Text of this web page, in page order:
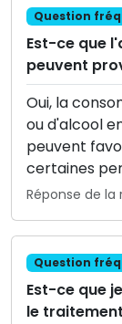
Question
Est-ce que
peuvent
Oui, la
ou d'alcool
peuvent
certaines
Réponse de
Question
Est-ce que
le